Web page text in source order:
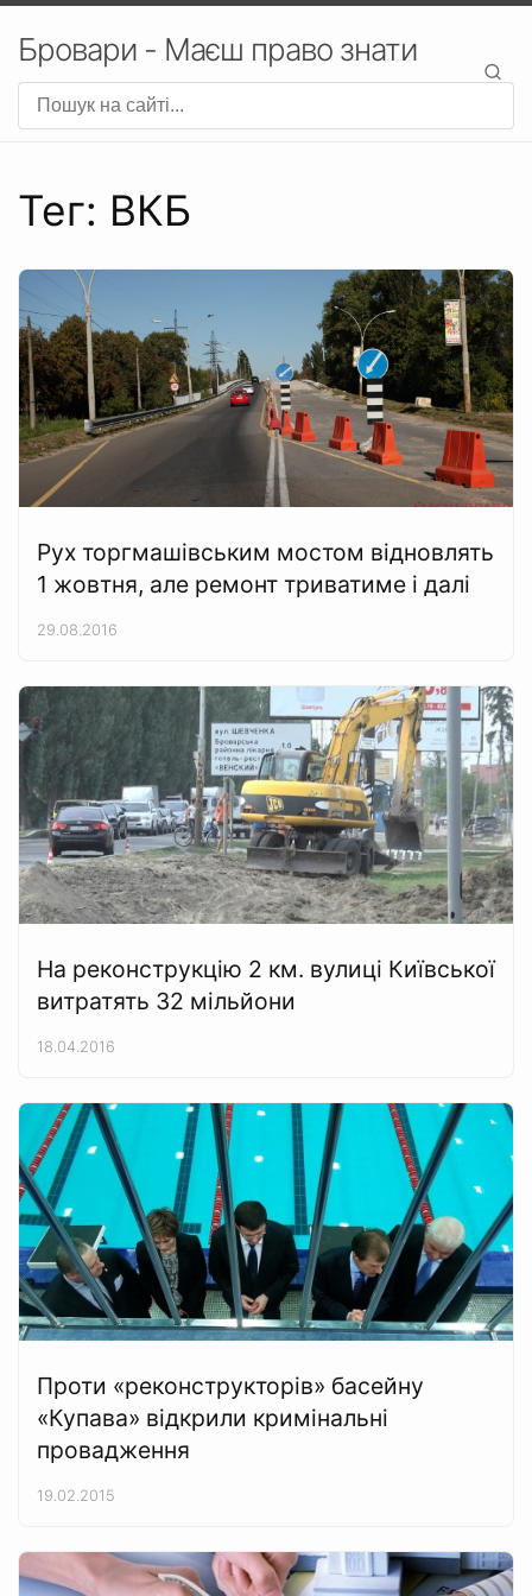
Бровари - Маєш право знати
Тег: ВКБ
Рух торгмашівським мостом відновлять
1 жовтня, але ремонт триватиме і далі
29.08.2016
На реконструкцію 2 км. вулиці Київської
витратять 32 мільйони
18.04.2016
Проти «реконструкторів» басейну
«Купава» відкрили кримінальні
провадження
19.02.2015